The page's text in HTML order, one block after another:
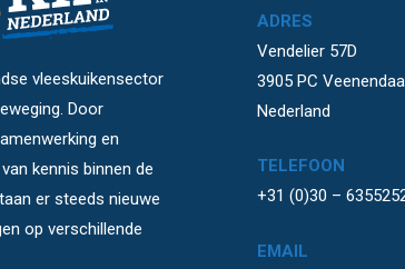
vleeskuikensector
Door
en
kennis binnen de
er steeds nieuwe
op verschillende
ADRES
Vendelier 57D
3905 PC
Nederland
TELEFOON
+31 (0)30 –
EMAIL